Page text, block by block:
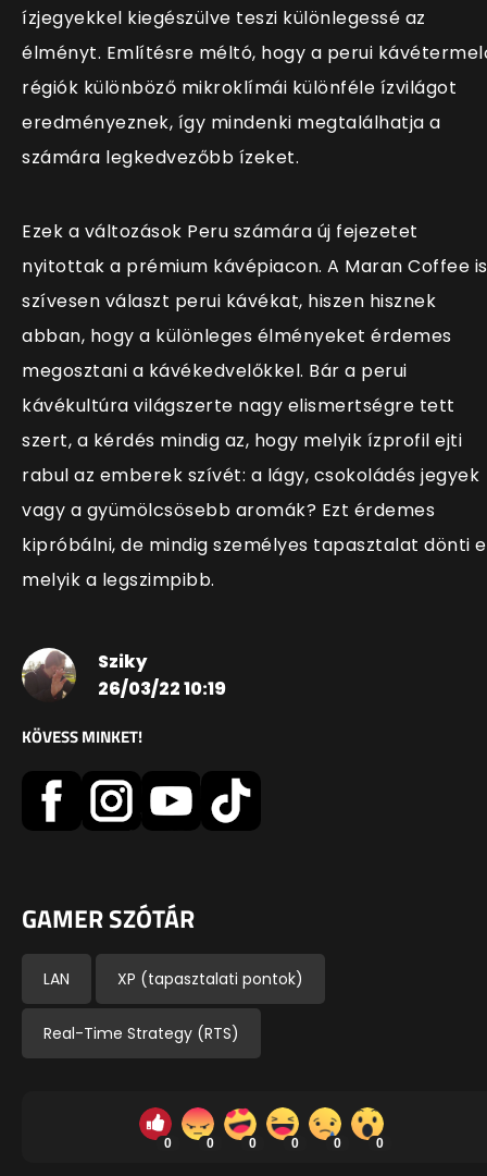
ízjegyekkel kiegészülve teszi különlegessé az
élményt. Említésre méltó, hogy a perui
régiók különböző mikroklímái különféle ízvilágot
eredményeznek, így mindenki megtalálhatja a
számára legkedvezőbb ízeket.
Ezek a változások Peru számára új fejezetet
nyitottak a prémium kávépiacon. A Maran Coffee is
szívesen választ perui kávékat, hiszen hisznek
abban, hogy a különleges élményeket érdemes
megosztani a kávékedvelőkkel. Bár a perui
kávékultúra világszerte nagy elismertségre tett
szert, a kérdés mindig az, hogy melyik ízprofil ejti
rabul az emberek szívét: a lágy, csokoládés jegyek
vagy a gyümölcsösebb aromák? Ezt érdemes
kipróbálni, de mindig személyes tapasztalat dönti
melyik a legszimpibb.
Sziky
26/03/22 10:19
KÖVESS MINKET!
GAMER SZÓTÁR
LAN XP (tapasztalati pontok)
Real-Time Strategy (RTS)
0 0 0 0 0 0